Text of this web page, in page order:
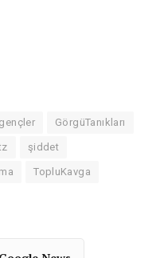
gençler GörgüTanıkları
şiddet
TopluKavga